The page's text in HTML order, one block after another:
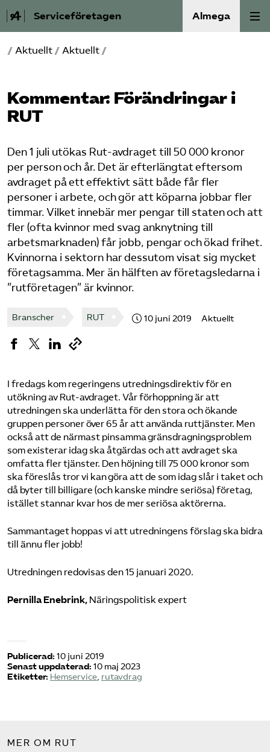
Serviceföretagen Almega
Om Service­företagen
Medlemskap
Auktorisation
Våra frågor
SRY
Bli medlem
Logga in på Arbetsgivarguiden
Press
In English
Om webbplatsen
Beställ trycksaker
/ Aktuellt / Aktuellt /
Kommentar: Förändringar i
RUT
Den 1 juli utökas Rut-avdraget till 50 000 kronor
per person och år. Det är efterlängtat eftersom
avdraget på ett effektivt sätt både får fler
personer i arbete, och gör att köparna jobbar fler
timmar. Vilket innebär mer pengar till staten och att
fler (ofta kvinnor med svag anknytning till
arbetsmarknaden) får jobb, pengar och ökad frihet.
Kvinnorna i sektorn har dessutom visat sig mycket
företagsamma. Mer än hälften av företagsledarna i
”rutföretagen” är kvinnor.
Branscher RUT 10 juni 2019 Aktuellt
I fredags kom regeringens utredningsdirektiv för en
utökning av Rut-avdraget. Vår förhoppning är att
utredningen ska underlätta för den stora och ökande
gruppen personer över 65 år att använda ruttjänster. Men
också att de närmast pinsamma gränsdragningsproblem
som existerar idag ska åtgärdas och att avdraget ska
omfatta fler tjänster. Den höjning till 75 000 kronor som
ska föreslås tror vi kan göra att de som idag slår i taket och
då byter till billigare (och kanske mindre seriösa) företag,
istället stannar kvar hos de mer seriösa aktörerna.
Sammantaget hoppas vi att utredningens förslag ska bidra
till ännu fler jobb!
Utredningen redovisas den 15 januari 2020.
Pernilla Enebrink, Näringspolitisk expert
Publicerad: 10 juni 2019
Senast uppdaterad: 10 maj 2023
Etiketter: Hemservice, rutavdrag
MER OM RUT